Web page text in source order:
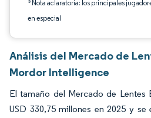
*Nota aclaratoria: los principales
en especial
Análisis del Mercado de
Mordor Intelligence
El tamaño del Mercado de Lentes
USD 330,75 millones en 2025 y